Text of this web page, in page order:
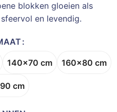
blokken gloeien als
en levendig.
140x70 cm 160x80 cm
cm